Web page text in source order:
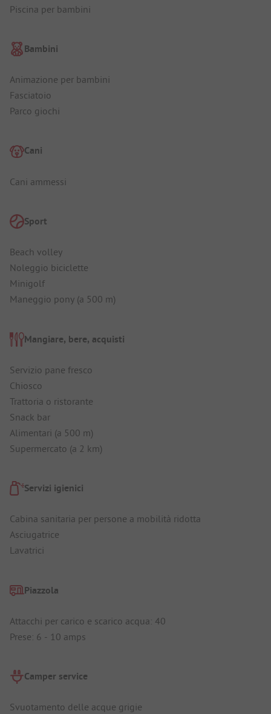
Piscina per bambini
Bambini
Animazione per bambini
Fasciatoio
Parco giochi
Cani
Cani ammessi
Sport
Beach volley
Noleggio biciclette
Minigolf
Maneggio pony (a 500 m)
Mangiare, bere, acquisti
Servizio pane fresco
Chiosco
Trattoria o ristorante
Snack bar
Alimentari (a 500 m)
Supermercato (a 2 km)
Servizi igienici
Cabina sanitaria per persone a mobilità ridotta
Asciugatrice
Lavatrici
Piazzola
Attacchi per carico e scarico acqua: 40
Prese: 6 - 10 amps
Camper service
Svuotamento delle acque grigie